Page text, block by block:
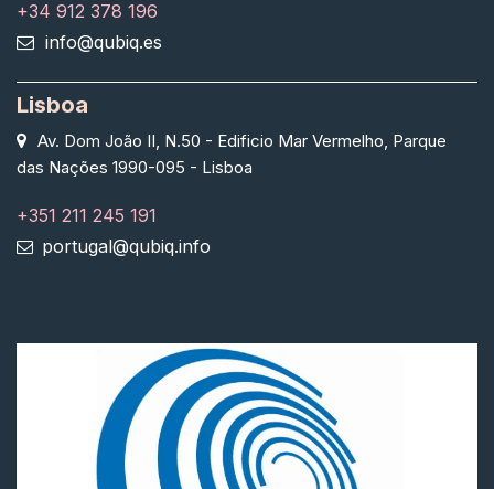
+34 912 378 196
info@qubiq.es
Lisboa
Av. Dom João II, N.50 - Edificio Mar Vermelho, Parque
das Nações 1990-095 - Lisboa
+351 211 245 191
portugal@qubiq.info